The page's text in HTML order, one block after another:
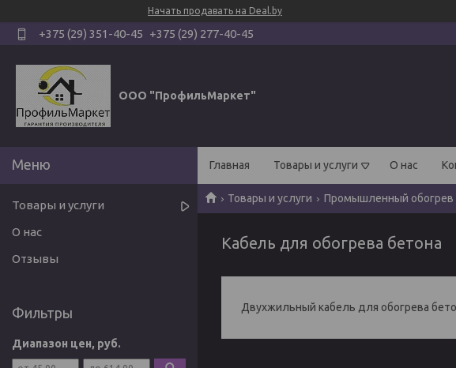
Начать продавать на Deal.by
+375 (29) 351-40-45 +375 (29) 277-40-45
ООО "ПрофильМаркет"
Главная Товары и услуги О нас
Товары и услуги Промышленный обогрев
Кабель для обогрева бетона
Двухжильный кабель для обогрева
Товары и услуги
О нас
Отзывы
Фильтры
Диапазон цен, руб.